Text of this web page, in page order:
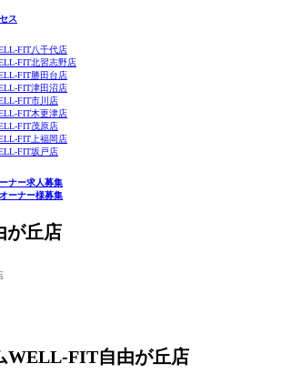
ス
FIT八千代店
FIT北習志野店
FIT勝田台店
FIT津田沼店
FIT市川店
FIT木更津店
FIT茂原店
FIT上福岡店
FIT坂戸店
ナー求人募集
ーナー様募集
が丘店
WELL-FIT自由が丘店